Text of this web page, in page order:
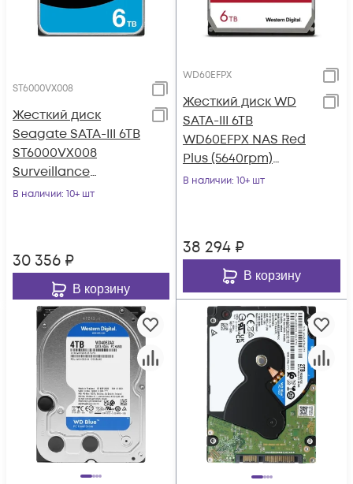
ST6000VX008
Жесткий диск
Seagate SATA-III 6TB
ST6000VX008
Surveillance
Skyhawk 4KN
В наличии: 10+ шт
30 356 ₽
В корзину
WD60EFPX
Жесткий диск WD
SATA-III 6TB
WD60EFPX NAS Red
Plus (5640rpm)
256Mb 3.5"
В наличии: 10+ шт
38 294 ₽
В корзину